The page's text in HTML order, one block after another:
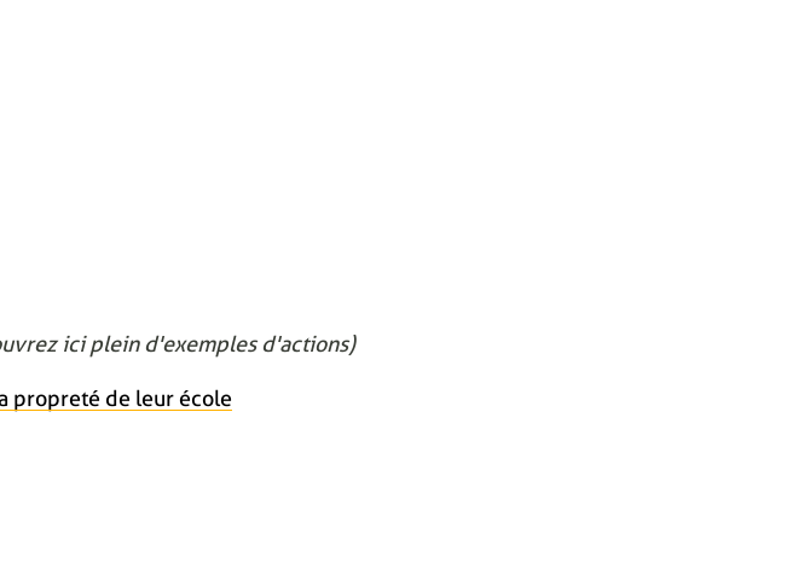
ici plein d'exemples d'actions)
propreté de leur école